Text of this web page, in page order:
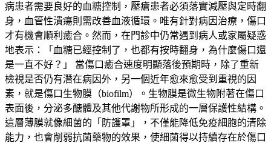
病患者需要良好的血糖控制，壓瘡患者必須落實減壓與定時翻
身，血管性潰瘍則需改善血液循環。唯有針對病因治療，傷口
才有機會順利癒合。然而，在門診中仍常遇到病人或家屬疑惑
地表示：「血糖已經控制了，也都有按時翻身，為什麼傷口還
是一直不好？」 當傷口癒合速度明顯落後預期時，除了重新
檢視是否仍有潛在病因外，另一個近年愈來愈受到重視的因
素，就是傷口生物膜（biofilm）。生物膜是微生物附著在傷口
表面後，分泌多醣體及其他代謝物所形成的一層保護性結構。
這層薄膜就像細菌的「防護罩」，不僅能降低免疫細胞的清除
能力，也會削弱抗菌藥物的效果，使細菌得以持續存在於傷口